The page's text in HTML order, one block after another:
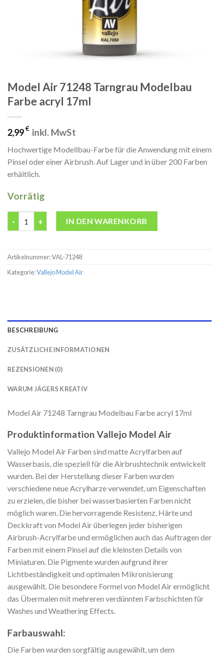
Model Air 71248 Tarngrau Modelbau
Farbe acryl 17ml
2,99€ inkl. MwSt
Hochwertige Modellbau-Farbe für die Anwendung mit einem
Pinsel oder einer Airbrush. Auf Lager und in über 200 Farben
erhältlich.
Vorrätig
IN DEN WARENKORB
Artikelnummer:VAL-71248
Kategorie:Vallejo Model Air
BESCHREIBUNG
ZUSÄTZLICHE INFORMATIONEN
REZENSIONEN (0)
WARUM JÄGERS KREATIV
Model Air 71248 Tarngrau Modelbau Farbe acryl 17ml
Produktinformation Vallejo Model Air
Vallejo Model Air Farben sind matte Acrylfarben auf
Wasserbasis, die speziell für die Airbrushtechnik entwickelt
wurden. Bei der Herstellung dieser Farben wurden
verschiedene neue Acrylharze verwendet, um Eigenschaften
zu erzielen, die bisher bei wasserbasierten Farben nicht
möglich waren. Die hervorragende Resistenz, Härte und
Deckkraft von Model Air überlegen jeder bisherigen
Airbrush-Acrylfarbe und ermöglichen auch das Auftragen der
Farben mit einem Pinsel auf die kleinsten Details von
Miniaturen. Die Pigmente wurden aufgrund ihrer
Lichtbeständigkeit und optimalen Mikronisierung
ausgewählt. Die besondere Formel von Model Air ermöglicht
das Übermalen mit mehreren verdünnten Farbschichten für
Washes und Weathering Effects.
Farbauswahl:
Die Farben wurden sorgfältig ausgewählt, um dem